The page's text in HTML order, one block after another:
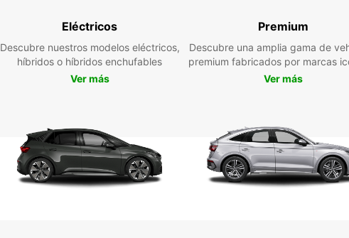
En
aquí
tu
Eléctricos
Descubre nuestros modelos eléctricos,
híbridos o híbridos enchufables
Ver más
Premium
Descubre una amplia gama de
premium fabricados por marcas
Ver más